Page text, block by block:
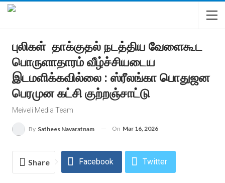
புலிகள் தாக்குதல் நடத்திய வேளைகூட
பொருளாதாரம் வீழ்ச்சியடைய
இடமளிக்கவில்லை : ஸ்ரீலங்கா பொதுஜன
பெரமுன கட்சி குற்றஞ்சாட்டு
Meiveli Media Team
By Sathees Navaratnam On Mar 16, 2026
Share Facebook Twitter